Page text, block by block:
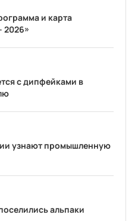
и карта
2026»
с дипфейками в
узнают промышленную
альпаки